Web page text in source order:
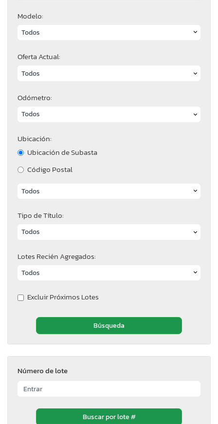
Modelo:
Oferta Actual:
Odómetro:
Ubicación:
Ubicación de Subasta
Código Postal
Tipo de Título:
Lotes Recién Agregados:
Excluir Próximos Lotes
Número de lote